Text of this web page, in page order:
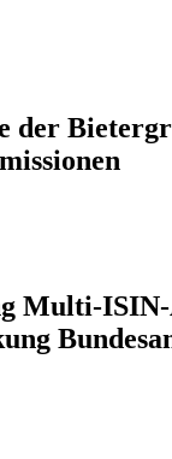
der
Multi-